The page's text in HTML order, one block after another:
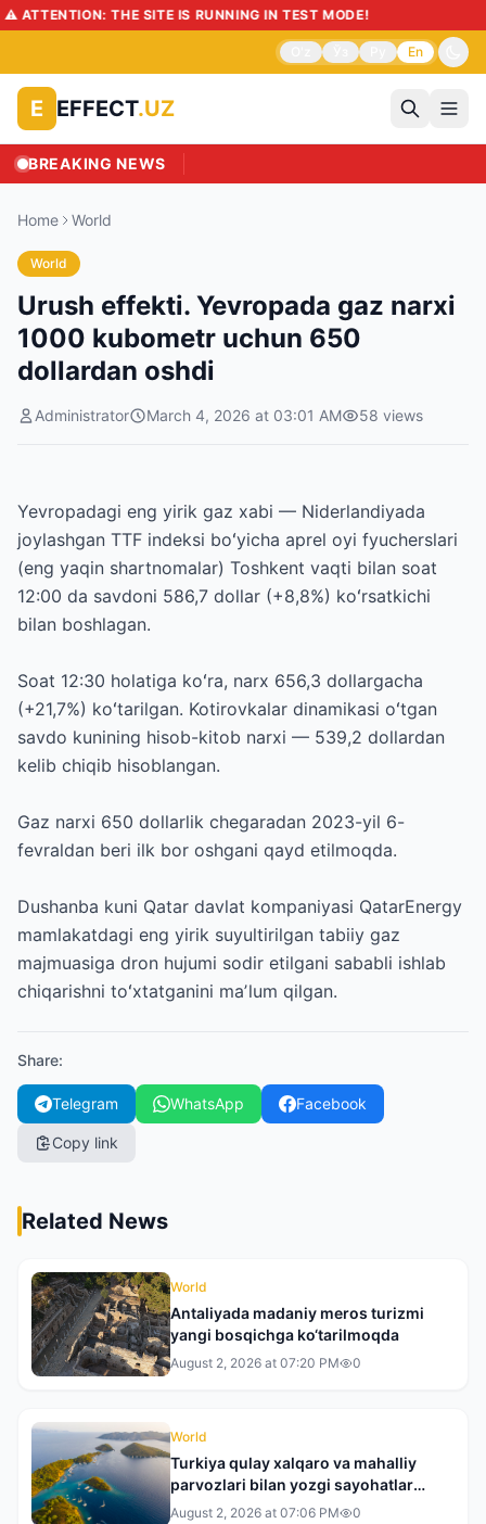
THE SITE IS RUNNING IN TEST MODE!
En
E EFFECT.UZ
BREAKING NEWS
Home World
World
Urush effekti. Yevropada gaz narxi
1000 kubometr uchun 650
dollardan oshdi
Administrator March 4, 2026 at 03:01 AM 58 views
Yevropadagi eng yirik gaz xabi — Niderlandiyada
joylashgan TTF indeksi boʻyicha aprel oyi fyucherslari
(eng yaqin shartnomalar) Toshkent vaqti bilan soat
12:00 da savdoni 586,7 dollar (+8,8%) koʻrsatkichi
bilan boshlagan.
Soat 12:30 holatiga koʻra, narx 656,3 dollargacha
(+21,7%) koʻtarilgan. Kotirovkalar dinamikasi oʻtgan
savdo kunining hisob-kitob narxi — 539,2 dollardan
kelib chiqib hisoblangan.
Gaz narxi 650 dollarlik chegaradan 2023-yil 6-
fevraldan beri ilk bor oshgani qayd etilmoqda.
Dushanba kuni Qatar davlat kompaniyasi QatarEnergy
mamlakatdagi eng yirik suyultirilgan tabiiy gaz
majmuasiga dron hujumi sodir etilgani sababli ishlab
chiqarishni toʻxtatganini maʼlum qilgan.
Share:
Telegram WhatsApp Facebook
Copy link
Related News
World
Antaliyada madaniy meros turizmi
yangi bosqichga ko‘tarilmoqda
August 2, 2026 at 07:20 PM 0
World
Turkiya qulay xalqaro va mahalliy
parvozlari bilan yozgi sayohatlar
uchun yetakchi yo‘nalishga
August 2, 2026 at 07:06 PM 0